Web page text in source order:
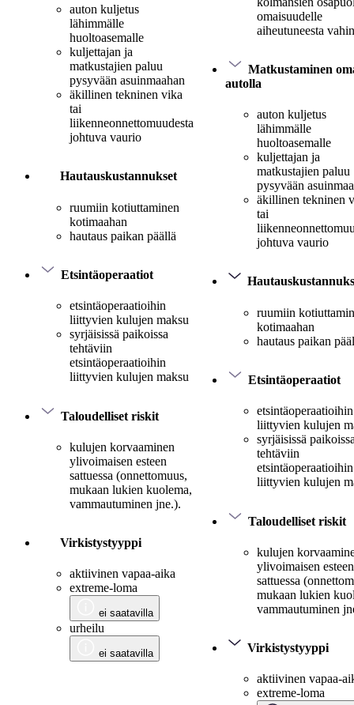
auton kuljetus
lähimmälle
huoltoasemalle
kuljettajan ja
matkustajien paluu
pysyvään asuinmaahan
äkillinen tekninen vika
tai
liikenneonnettomuudesta
johtuva vaurio
Hautauskustannukset
ruumiin kotiuttaminen
kotimaahan
hautaus paikan päällä
Etsintäoperaatiot
etsintäoperaatioihin
liittyvien kulujen maksu
syrjäisissä paikoissa
tehtäviin
etsintäoperaatioihin
liittyvien kulujen maksu
Taloudelliset riskit
kulujen korvaaminen
ylivoimaisen esteen
sattuessa (onnettomuus,
mukaan lukien kuolema,
vammautuminen jne.).
Virkistystyyppi
aktiivinen vapaa-aika
extreme-loma
ei saatavilla
urheilu
ei saatavilla
omaisuudelle
aiheutuneesta
Matkustaminen
autolla
auton kuljetus
lähimmälle
huoltoasemalle
kuljettajan ja
matkustajien paluu
pysyvään
äkillinen tekninen
tai
johtuva vaurio
ruumiin
kotimaahan
hautaus paikan
Etsintäoperaatiot
etsintäoperaatioihin
liittyvien kulujen
syrjäisissä
tehtäviin
etsintäoperaatioihin
liittyvien kulujen
Taloudelliset riskit
kulujen
ylivoimaisen esteen
sattuessa
mukaan lukien
vammautuminen
Virkistystyyppi
aktiivinen vapaa-
extreme-loma